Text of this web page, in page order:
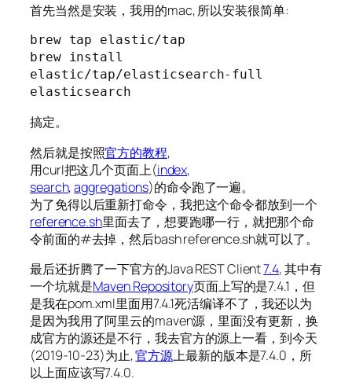
首先当然是安装，我用的mac, 所以安装很简单:
brew tap elastic/tap
brew install
elastic/tap/elasticsearch-full
elasticsearch
搞定。
然后就是按照官方的教程,
用curl把这几个页面上(index,
search,aggregations)的命令跑了一遍。
为了免得以后重新打命令，我把这个命令都放到一个
reference.sh里面去了，想要跑哪一行，就把那个命
令前面的#去掉，然后bash reference.sh就可以了。
最后还折腾了一下官方的Java REST Client7.4, 其中有
一个坑就是Maven Repository页面上写的是7.4.1，但
是我在pom.xml里面用7.4.1死活编译不了，我还以为
是因为我用了阿里云的maven源，里面没有更新，换
成官方的源还是不行，我去官方的源上一看，到今天
(2019-10-23)为止,官方源上最新的版本是7.4.0，所
以上面应该写7.4.0.